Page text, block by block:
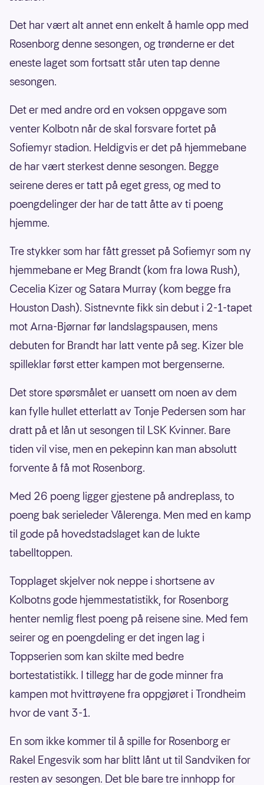
Det har vært alt annet enn enkelt å hamle opp med
Rosenborg denne sesongen, og trønderne er det
eneste laget som fortsatt står uten tap denne
sesongen.
Det er med andre ord en voksen oppgave som
venter Kolbotn når de skal forsvare fortet på
Sofiemyr stadion. Heldigvis er det på hjemmebane
de har vært sterkest denne sesongen. Begge
seirene deres er tatt på eget gress, og med to
poengdelinger der har de tatt åtte av ti poeng
hjemme.
Tre stykker som har fått gresset på Sofiemyr som ny
hjemmebane er Meg Brandt (kom fra Iowa Rush),
Cecelia Kizer og Satara Murray (kom begge fra
Houston Dash). Sistnevnte fikk sin debut i 2-1-tapet
mot Arna-Bjørnar før landslagspausen, mens
debuten for Brandt har latt vente på seg. Kizer ble
spilleklar først etter kampen mot bergenserne.
Det store spørsmålet er uansett om noen av dem
kan fylle hullet etterlatt av Tonje Pedersen som har
dratt på et lån ut sesongen til LSK Kvinner. Bare
tiden vil vise, men en pekepinn kan man absolutt
forvente å få mot Rosenborg.
Med 26 poeng ligger gjestene på andreplass, to
poeng bak serieleder Vålerenga. Men med en kamp
til gode på hovedstadslaget kan de lukte
tabelltoppen.
Topplaget skjelver nok neppe i shortsene av
Kolbotns gode hjemmestatistikk, for Rosenborg
henter nemlig flest poeng på reisene sine. Med fem
seirer og en poengdeling er det ingen lag i
Toppserien som kan skilte med bedre
bortestatistikk. I tillegg har de gode minner fra
kampen mot hvittrøyene fra oppgjøret i Trondheim
hvor de vant 3-1.
En som ikke kommer til å spille for Rosenborg er
Rakel Engesvik som har blitt lånt ut til Sandviken for
resten av sesongen. Det ble bare tre innhopp for